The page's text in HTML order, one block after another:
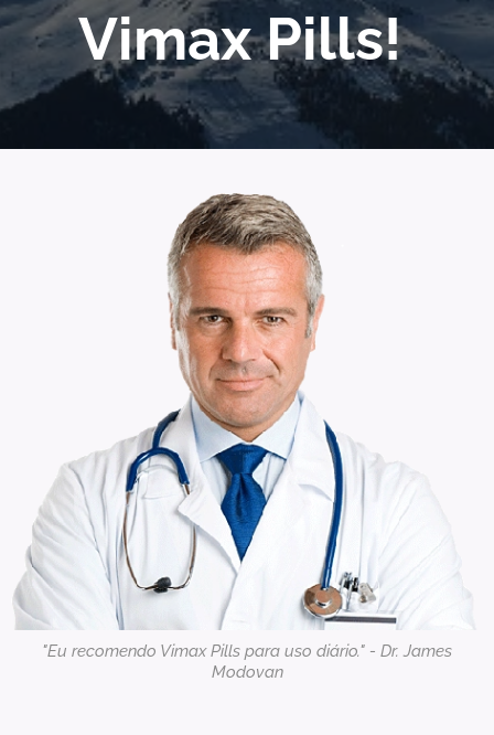
Vimax Pills!
"Eu recomendo Vimax Pills para uso diário." - Dr. James
Modovan